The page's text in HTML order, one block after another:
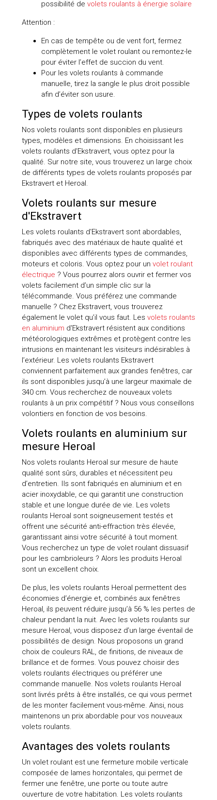
possibilité de volets roulants à énergie solaire
Attention :
En cas de tempête ou de vent fort, fermez
complètement le volet roulant ou remontez-le
pour éviter l’effet de succion du vent.
Pour les volets roulants à commande
manuelle, tirez la sangle le plus droit possible
afin d’éviter son usure.
Types de volets roulants
Nos volets roulants sont disponibles en plusieurs
types, modèles et dimensions. En choisissant les
volets roulants d'Ekstravert, vous optez pour la
qualité. Sur notre site, vous trouverez un large choix
de différents types de volets roulants proposés par
Ekstravert et Heroal.
Volets roulants sur mesure
d'Ekstravert
Les volets roulants d'Ekstravert sont abordables,
fabriqués avec des matériaux de haute qualité et
disponibles avec différents types de commandes,
moteurs et coloris. Vous optez pour un volet roulant
électrique ? Vous pourrez alors ouvrir et fermer vos
volets facilement d’un simple clic sur la
télécommande. Vous préférez une commande
manuelle ? Chez Ekstravert, vous trouverez
également le volet qu’il vous faut. Les volets roulants
en aluminium d'Ekstravert résistent aux conditions
météorologiques extrêmes et protègent contre les
intrusions en maintenant les visiteurs indésirables à
l’extérieur. Les volets roulants Ekstravert
conviennent parfaitement aux grandes fenêtres, car
ils sont disponibles jusqu’à une largeur maximale de
340 cm. Vous recherchez de nouveaux volets
roulants à un prix compétitif ? Nous vous conseillons
volontiers en fonction de vos besoins.
Volets roulants en aluminium sur
mesure Heroal
Nos volets roulants Heroal sur mesure de haute
qualité sont sûrs, durables et nécessitent peu
d’entretien. Ils sont fabriqués en aluminium et en
acier inoxydable, ce qui garantit une construction
stable et une longue durée de vie. Les volets
roulants Heroal sont soigneusement testés et
offrent une sécurité anti-effraction très élevée,
garantissant ainsi votre sécurité à tout moment.
Vous recherchez un type de volet roulant dissuasif
pour les cambrioleurs ? Alors les produits Heroal
sont un excellent choix.
De plus, les volets roulants Heroal permettent des
économies d’énergie et, combinés aux fenêtres
Heroal, ils peuvent réduire jusqu’à 56 % les pertes de
chaleur pendant la nuit. Avec les volets roulants sur
mesure Heroal, vous disposez d’un large éventail de
possibilités de design. Nous proposons un grand
choix de couleurs RAL, de finitions, de niveaux de
brillance et de formes. Vous pouvez choisir des
volets roulants électriques ou préférer une
commande manuelle. Nos volets roulants Heroal
sont livrés prêts à être installés, ce qui vous permet
de les monter facilement vous-même. Ainsi, nous
maintenons un prix abordable pour vos nouveaux
volets roulants.
Avantages des volets roulants
Un volet roulant est une fermeture mobile verticale
composée de lames horizontales, qui permet de
fermer une fenêtre, une porte ou toute autre
ouverture de votre habitation. Les volets roulants